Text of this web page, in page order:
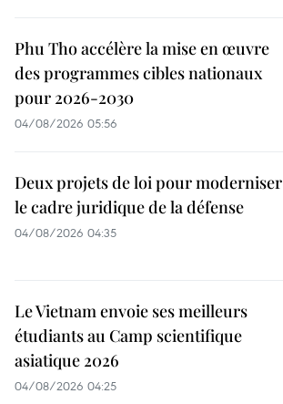
Phu Tho accélère la mise en œuvre
des programmes cibles nationaux
pour 2026-2030
04/08/2026 05:56
Deux projets de loi pour moderniser
le cadre juridique de la défense
04/08/2026 04:35
Le Vietnam envoie ses meilleurs
étudiants au Camp scientifique
asiatique 2026
04/08/2026 04:25